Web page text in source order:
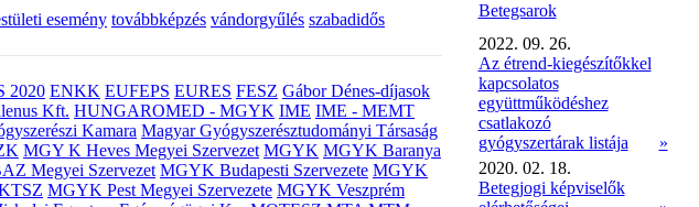
esemény továbbképzés vándorgyűlés szabadidős
2020 ENKK EUFEPS EURES FESZ Gábor Dénes-díjasok
Kft. HUNGAROMED - MGYK IME IME - MEMT
Kamara Magyar Gyógyszerésztudományi Társaság
MGY K Heves Megyei Szervezet MGYK MGYK Baranya
Megyei Szervezet MGYK Budapesti Szervezete MGYK
MGYK Pest Megyei Szervezete MGYK Veszprém
Betegsarok
2022. 09. 26.
Az étrend-kiegészítőkkel
kapcsolatos
együttműködéshez
csatlakozó
gyógyszertárak listája
»
2020. 02. 18.
Betegjogi képviselők